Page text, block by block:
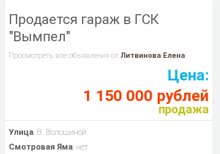
Продается гараж в ГСК
"Вымпел"
Просмотреть все объявления от Литвинова Елена
Цена:
1 150 000 рублей
продажа
Улица: В. Волошиной
Смотровая Яма: нет